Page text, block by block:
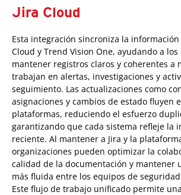
Jira Cloud
Esta integración sincroniza la información
Cloud y Trend Vision One, ayudando a los
mantener registros claros y coherentes a
trabajan en alertas, investigaciones y
seguimiento. Las actualizaciones como
asignaciones y cambios de estado fluyen
plataformas, reduciendo el esfuerzo
garantizando que cada sistema refleje la
reciente. Al mantener a Jira y la
organizaciones pueden optimizar la
calidad de la documentación y mantener
más fluida entre los equipos de
Este flujo de trabajo unificado permite